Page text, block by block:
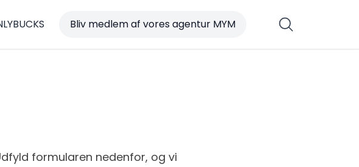
Bliv medlem af vores agentur MYM
formularen nedenfor, og vi